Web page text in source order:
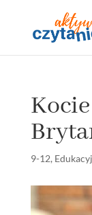
9-12,